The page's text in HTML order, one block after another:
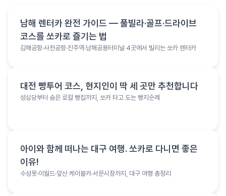
여행 정보
남해 렌터카 완전 가이드 — 풀빌라·골프·드라이브
코스를 쏘카로 즐기는 법
김해공항·사천공항·진주역·남해공용터미널 4곳에서 빌리는 쏘카 렌터카
여행 정보
대전 빵투어 코스, 현지인이 딱 세 곳만 추천합니다
성심당부터 숨은 로컬 빵집까지, 쏘카 타고 도는 빵지순례
여행 정보
아이와 함께 떠나는 대구 여행. 쏘카로 다니면 좋은
이유!
수성못·이월드·앞산 케이블카·서문시장까지, 대구 여행 총정리